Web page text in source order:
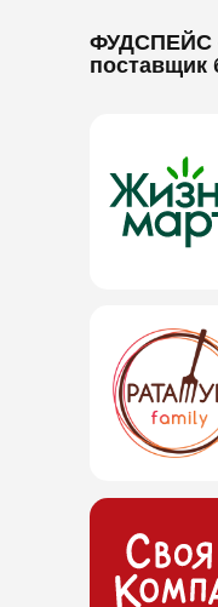
ФУДСПЕЙС
поставщик